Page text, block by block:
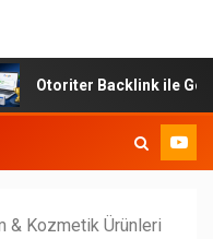
Otoriter Backlink ile
& Kozmetik Ürünleri